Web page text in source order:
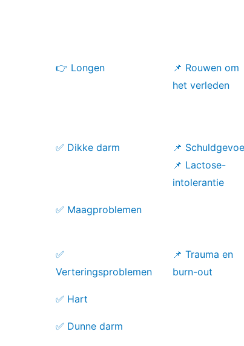
👉 Longen
📌 Rouwen om
het verleden
✅ Dikke darm
📌
📌 Lactose-
intolerantie
✅ Maagproblemen
✅
Verteringsproblemen
📌 Trauma en
burn-out
✅ Hart
✅ Dunne darm